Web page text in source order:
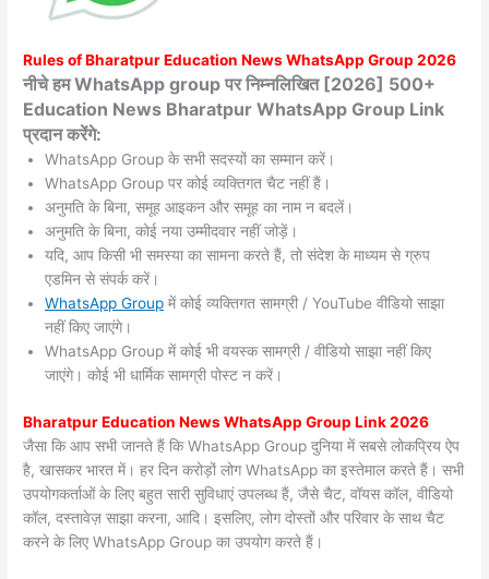
Rules ofBharatpurEducation News WhatsApp Group 2026
नीचे हम WhatsApp group पर निम्नलिखित [2026] 500+
Education News Bharatpur WhatsApp Group Link
प्रदान करेंगे:
WhatsApp Group के सभी सदस्यों का सम्मान करें।
WhatsApp Group पर कोई व्यक्तिगत चैट नहीं हैं।
अनुमति के बिना, समूह आइकन और समूह का नाम न बदलें।
अनुमति के बिना, कोई नया उम्मीदवार नहीं जोड़ें।
यदि, आप किसी भी समस्या का सामना करते हैं, तो संदेश के माध्यम से ग्रुप
एडमिन से संपर्क करें।
WhatsApp Group में कोई व्यक्तिगत सामग्री / YouTube वीडियो साझा
नहीं किए जाएंगे।
WhatsApp Group में कोई भी वयस्क सामग्री / वीडियो साझा नहीं किए
जाएंगे। कोई भी धार्मिक सामग्री पोस्ट न करें।
BharatpurEducation News WhatsApp Group Link 2026
जैसा कि आप सभी जानते हैं कि WhatsApp Group दुनिया में सबसे लोकप्रिय ऐप
है, खासकर भारत में। हर दिन करोड़ों लोग WhatsApp का इस्तेमाल करते हैं। सभी
उपयोगकर्ताओं के लिए बहुत सारी सुविधाएं उपलब्ध हैं, जैसे चैट, वॉयस कॉल, वीडियो
कॉल, दस्तावेज़ साझा करना, आदि। इसलिए, लोग दोस्तों और परिवार के साथ चैट
करने के लिए WhatsApp Group का उपयोग करते हैं।